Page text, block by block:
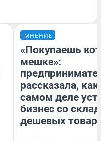
МНЕНИЕ
«Покупаешь
мешке»:
рассказала, как
самом деле
бизнес со
дешевых